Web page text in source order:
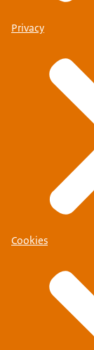
Privacy
Cookies